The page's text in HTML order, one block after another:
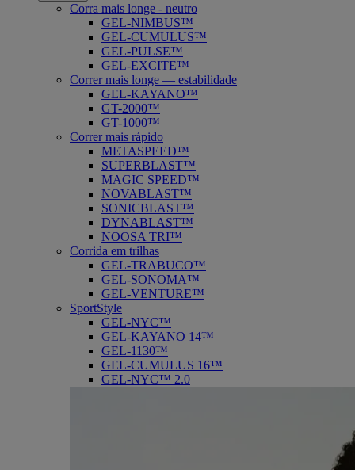
Corra mais longe - neutro
GEL-NIMBUS™
GEL-CUMULUS™
GEL-PULSE™
GEL-EXCITE™
Correr mais longe — estabilidade
GEL-KAYANO™
GT-2000™
GT-1000™
Correr mais rápido
METASPEED™
SUPERBLAST™
MAGIC SPEED™
NOVABLAST™
SONICBLAST™
DYNABLAST™
NOOSA TRI™
Corrida em trilhas
GEL-TRABUCO™
GEL-SONOMA™
GEL-VENTURE™
SportStyle
GEL-NYC™
GEL-KAYANO 14™
GEL-1130™
GEL-CUMULUS 16™
GEL-NYC™ 2.0